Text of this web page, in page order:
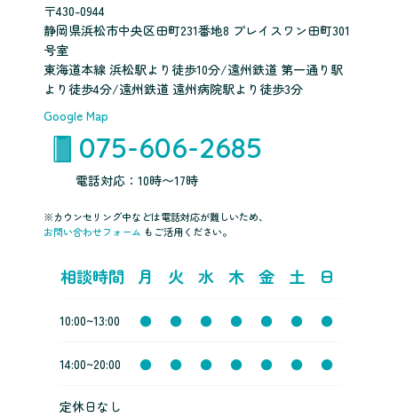
〒430-0944
静岡県浜松市中央区田町231番地8 プレイスワン田町301
号室
東海道本線 浜松駅より徒歩10分/遠州鉄道 第一通り駅
より徒歩4分/遠州鉄道 遠州病院駅より徒歩3分
Google Map
075-606-2685
電話対応：10時〜17時
※カウンセリング中などは電話対応が難しいため、
お問い合わせフォーム もご活用ください。
相談時間 月 火 水 木 金 土 日
10:00~13:00 ● ● ● ● ● ● ●
14:00~20:00 ● ● ● ● ● ● ●
定休日なし